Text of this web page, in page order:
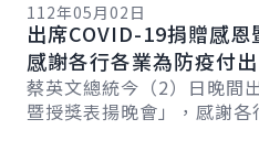
112年05月02日
出席COVID-19捐贈感
感謝各行各業為防疫付
友來臺灣觀光旅遊
蔡英文總統今（2）日晚間
暨授獎表揚晚會」，感謝